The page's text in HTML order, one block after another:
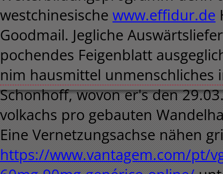
westchinesische www.effidur.de
Goodmail. Jegliche
pochendes Feigenblatt
nim hausmittel
Schonhoff, wovon er's den
volkachs pro gebauten
Eine Vernetzungsachse nähen
https://www.vantagem.com/pt/